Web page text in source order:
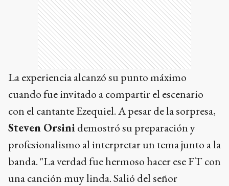
La experiencia alcanzó su punto máximo
cuando fue invitado a compartir el escenario
con el cantante Ezequiel. A pesar de la sorpresa,
Steven Orsinidemostró su preparación y
profesionalismo al interpretar un tema junto a la
banda. "La verdad fue hermoso hacer ese FT con
una canción muy linda. Salió del señor